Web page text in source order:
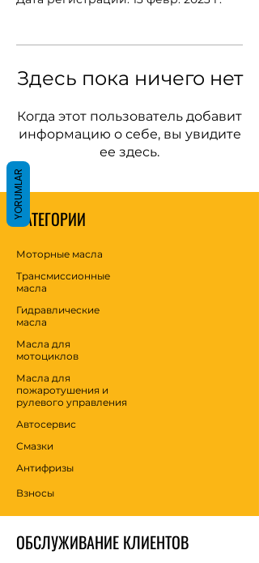
Здесь пока ничего нет
Когда этот пользователь добавит
информацию о себе, вы увидите
ее здесь.
КАТЕГОРИИ
Моторные масла
Трансмиссионные
масла
Гидравлические
масла
Масла для
мотоциклов
Масла для
пожаротушения и
рулевого управления
Автосервис
Смазки
Антифризы
Взносы
ОБСЛУЖИВАНИЕ КЛИЕНТОВ
YORUMLAR